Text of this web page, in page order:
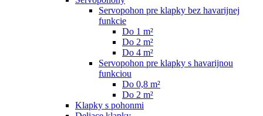
Servopohon pre klapky bez havarijnej
funkcie
Do 1 m²
Do 2 m²
Do 4 m²
Servopohon pre klapky s havarijnou
funkciou
Do 0,8 m²
Do 2 m²
Klapky s pohonmi